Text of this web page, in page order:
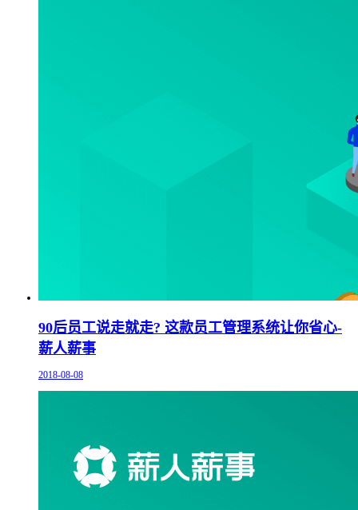
90后员工说走就走? 这款员工管理系统让你省心-
薪人薪事
2018-08-08